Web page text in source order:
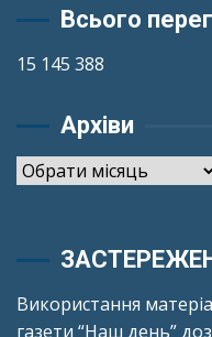
Всього
15 145 388
Архіви
Архіви
Використання
газети “Наш день”